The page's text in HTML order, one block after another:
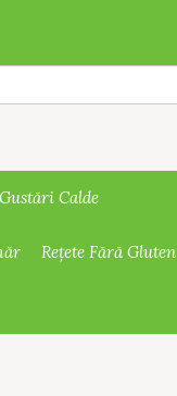
Gustări Calde
Rețete Fără Gluten